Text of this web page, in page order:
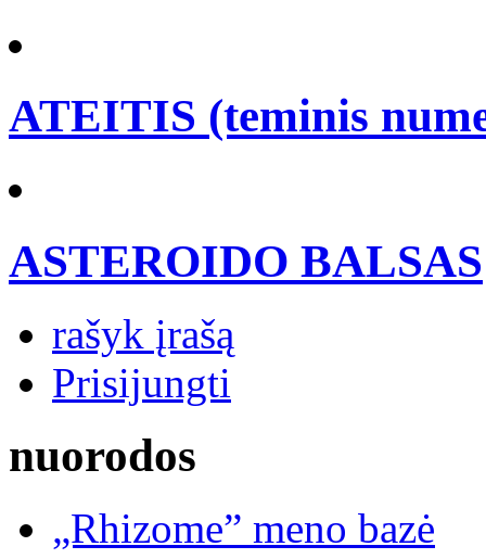
ATEITIS (teminis
ASTEROIDO BALSAS
rašyk įrašą
Prisijungti
nuorodos
„Rhizome” meno bazė